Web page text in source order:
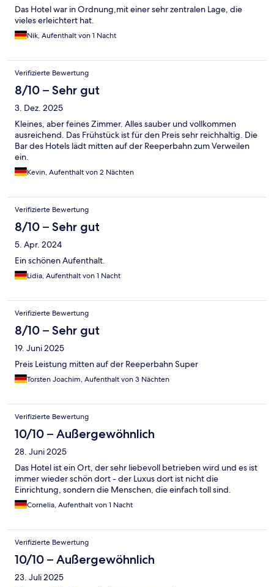
Das Hotel war in Ordnung,mit einer sehr zentralen Lage, die
vieles erleichtert hat.
Nik, Aufenthalt von 1 Nacht
Verifizierte Bewertung
8/10 – Sehr gut
3. Dez. 2025
Kleines, aber feines Zimmer. Alles sauber und vollkommen
ausreichend. Das Frühstück ist für den Preis sehr reichhaltig. Die
Bar des Hotels lädt mitten auf der Reeperbahn zum Verweilen
ein.
Kevin, Aufenthalt von 2 Nächten
Verifizierte Bewertung
8/10 – Sehr gut
5. Apr. 2024
Ein schönen Aufenthalt.
Lidia, Aufenthalt von 1 Nacht
Verifizierte Bewertung
8/10 – Sehr gut
19. Juni 2025
Preis Leistung mitten auf der Reeperbahn Super
Torsten Joachim, Aufenthalt von 3 Nächten
Verifizierte Bewertung
10/10 – Außergewöhnlich
28. Juni 2025
Das Hotel ist ein Ort, der sehr liebevoll betrieben wird und es ist
immer wieder schön dort - der Luxus dort ist nicht die
Einrichtung, sondern die Menschen, die einfach toll sind.
Cornelia, Aufenthalt von 1 Nacht
Verifizierte Bewertung
10/10 – Außergewöhnlich
23. Juli 2025